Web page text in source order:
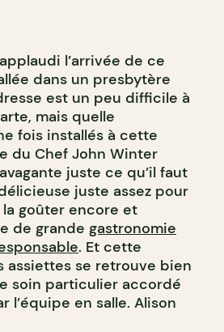
l’arrivée de ce
dans un presbytère
est un peu difficile à
mais quelle
fois installés à cette
du Chef John Winter
juste ce qu’il faut
juste assez pour
la goûter encore et
de grande gastronomie
. Et cette
assiettes se retrouve bien
soin particulier accordé
l’équipe en salle. Alison